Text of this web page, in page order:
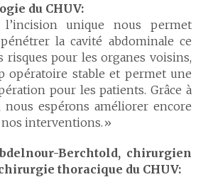
du CHUV:
l’incision unique nous permet
la cavité abdominale ce
risques pour les organes voisins,
opératoire stable et permet une
pour les patients. Grâce à
nous espérons améliorer encore
nos interventions.»
Berchtold, chirurgien
thoracique du CHUV: